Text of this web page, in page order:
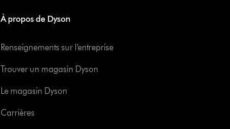
À propos de Dyson
Renseignements sur l’entreprise
Trouver un magasin Dyson
Le magasin Dyson
Carrières